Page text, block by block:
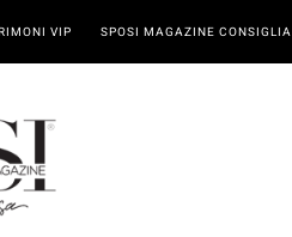
VIP SPOSI MAGAZINE CONSIGLIA